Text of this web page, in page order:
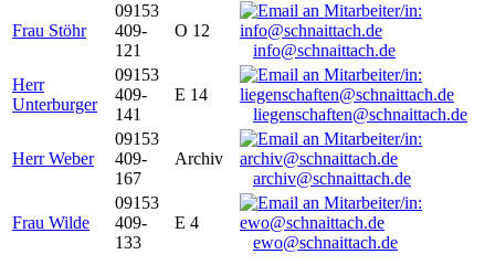
Frau Stöhr
09153
409-
121
O 12
info@schnaittach.de
Herr
Unterburger
09153
409-
141
E 14
liegenschaften@schnaittach.de
Herr Weber
09153
409-
167
Archiv
archiv@schnaittach.de
Frau Wilde
09153
409-
133
E 4
ewo@schnaittach.de